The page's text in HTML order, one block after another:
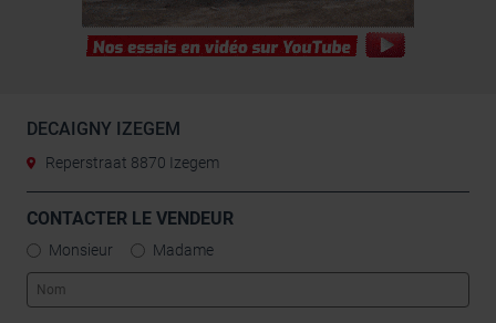
DECAIGNY IZEGEM
Reperstraat 8870 Izegem
CONTACTER LE VENDEUR
Monsieur Madame